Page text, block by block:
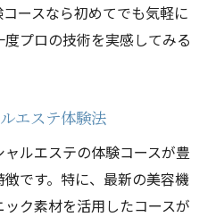
ースなら初めてでも気軽に
プロの技術を実感してみる
エステ体験法
ルエステの体験コースが豊
です。特に、最新の美容機
ク素材を活用したコースが